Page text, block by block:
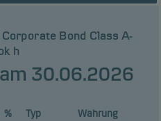
Bond Class A-
h
30.06.2026
% Typ Währung